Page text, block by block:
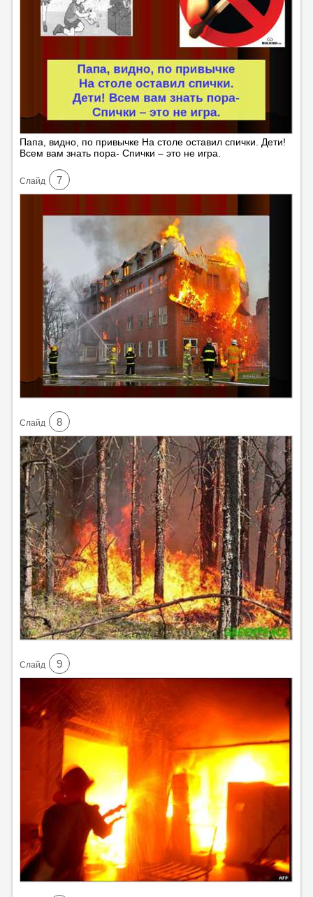
Папа, видно, по привычке На столе оставил спички. Дети!
Всем вам знать пора- Спички – это не игра.
Cлайд 7
Cлайд 8
Cлайд 9